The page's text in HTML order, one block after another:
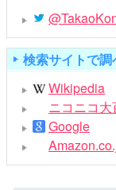
検索サイトで調
Wikipedia
ニコニコ大
Google